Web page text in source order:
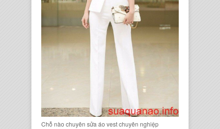
Chỗ nào chuyên sửa áo vest chuyên nghiệp